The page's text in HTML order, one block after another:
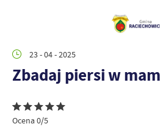
23 - 04 - 2025
Zbadaj piersi w
Ocena 0/5